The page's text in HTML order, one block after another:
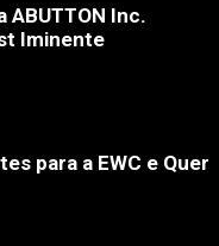
ABUTTON Inc.
Iminente
para a EWC e Quer